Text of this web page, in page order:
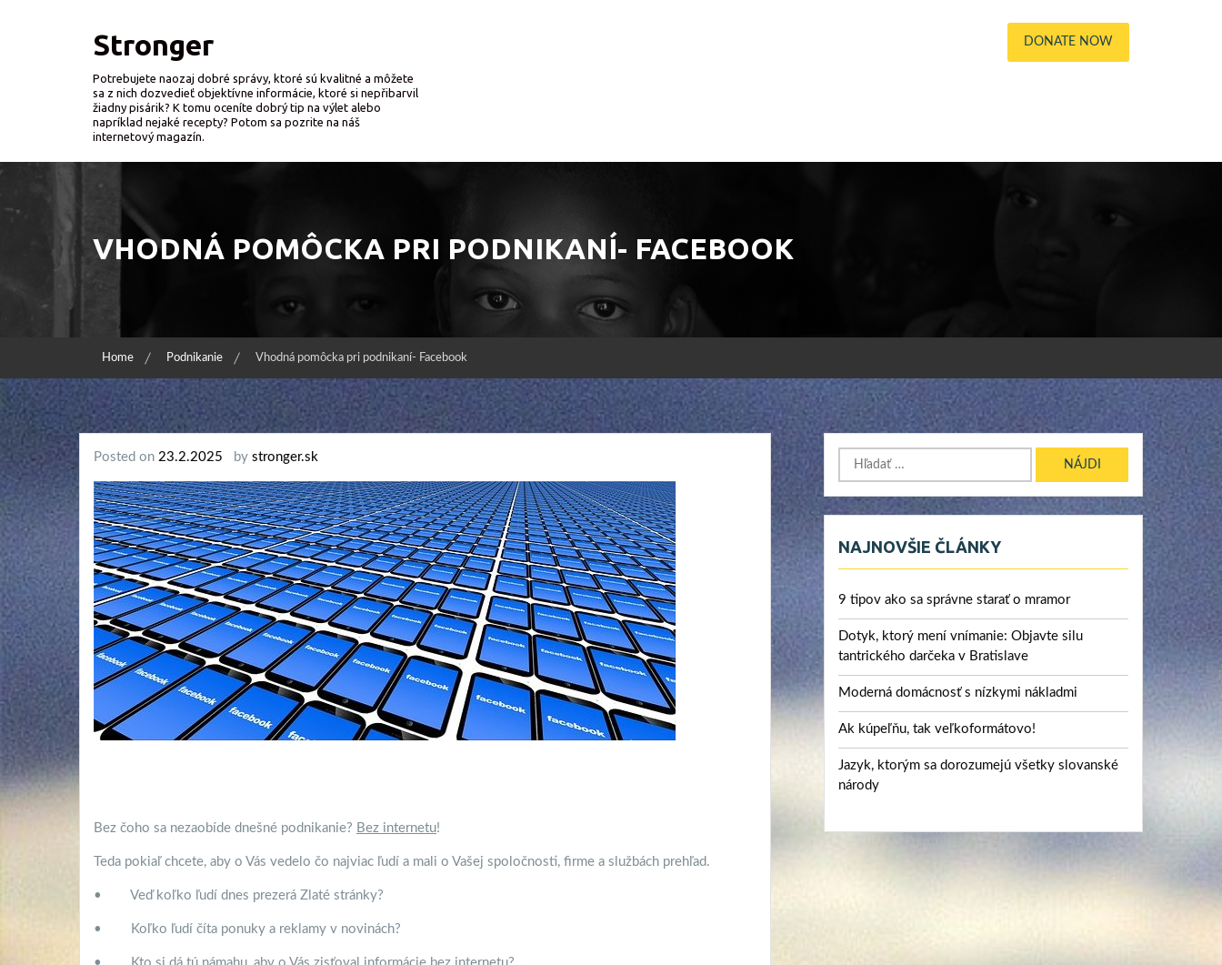
Stronger
Potrebujete naozaj dobré správy, ktoré sú kvalitné a môžete
sa z nich dozvedieť objektívne informácie, ktoré si nepřibarvil
žiadny pisárik? K tomu oceníte dobrý tip na výlet alebo
napríklad nejaké recepty? Potom sa pozrite na náš
internetový magazín.
DONATE NOW
VHODNÁ POMÔCKA PRI PODNIKANÍ- FACEBOOK
Home Podnikanie Vhodná pomôcka pri podnikaní- Facebook
Posted on 23.2.2025 by stronger.sk
Bez čoho sa nezaobíde dnešné podnikanie? Bez internetu!
Teda pokiaľ chcete, aby o Vás vedelo čo najviac ľudí a mali o Vašej spoločnosti, firme a službách prehľad.
• Veď koľko ľudí dnes prezerá Zlaté stránky?
• Koľko ľudí číta ponuky a reklamy v novinách?
Hľadať:
NAJNOVŠIE ČLÁNKY
9 tipov ako sa správne starať o mramor
Dotyk, ktorý mení vnímanie: Objavte silu
tantrického darčeka v Bratislave
Moderná domácnosť s nízkymi nákladmi
Ak kúpeľňu, tak veľkoformátovo!
Jazyk, ktorým sa dorozumejú všetky slovanské
národy